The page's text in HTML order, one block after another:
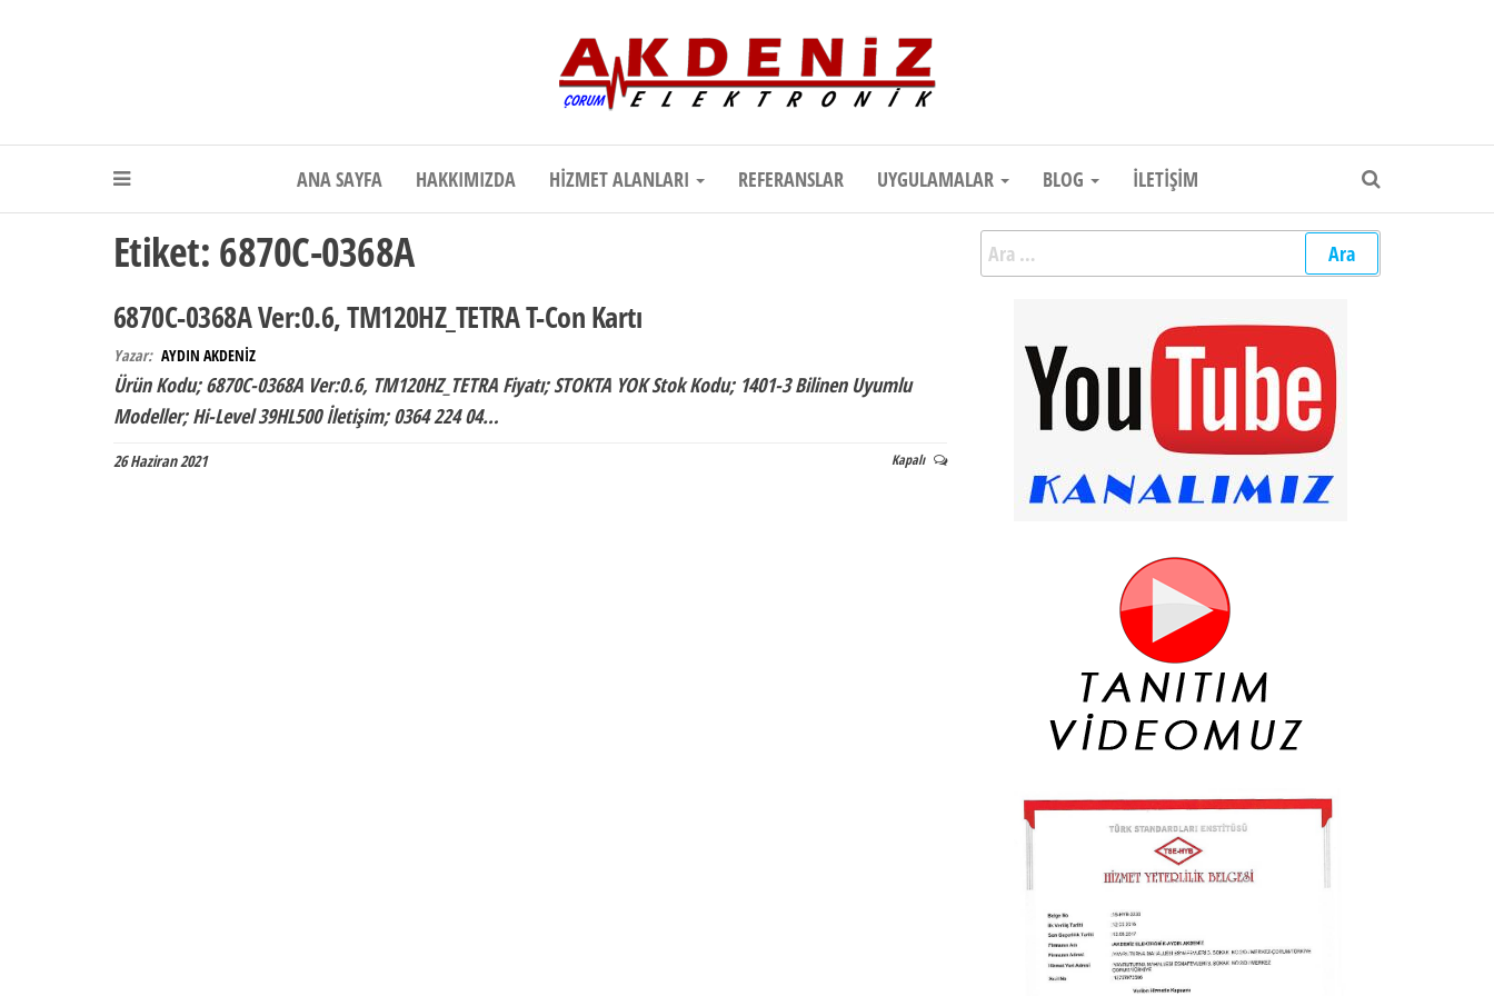
Akdeniz Elektronik Teknik Destek, Kaliteli Hizmet | Çorum Elektronik Firması
ANA SAYFA HAKKIMIZDA HIZMET ALANLARI REFERANSLAR UYGULAMALAR BLOG İLETIŞIM
Etiket: 6870C-0368A
6870C-0368A Ver:0.6, TM120HZ_TETRA T-Con Kartı
Yazar: AYDIN AKDENİZ
Ürün Kodu; 6870C-0368A Ver:0.6, TM120HZ_TETRA Fiyatı; STOKTA YOK Stok Kodu; 1401-3 Bilinen Uyumlu
Modeller; Hi-Level 39HL500 İletişim; 0364 224 04…
26 Haziran 2021 Kapalı
Arama: